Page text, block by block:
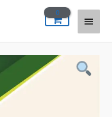
المحتوى
القائمة
الرئيسية
كمية
Gazze'de